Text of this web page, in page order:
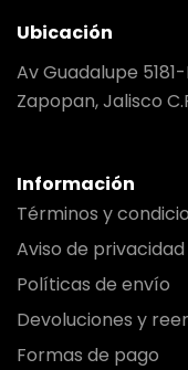
Ubicación
Av Guadalupe
Zapopan, Jalisco
Información
Términos y
Aviso de privacidad
Políticas de envío
Devoluciones y
Formas de pago